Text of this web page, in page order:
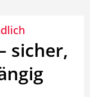
sicher,